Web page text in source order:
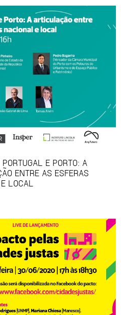
E PORTO: A
ENTRE AS ESFERAS
LOCAL